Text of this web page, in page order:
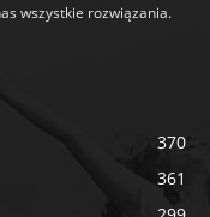
wszystkie rozwiązania.
370
361